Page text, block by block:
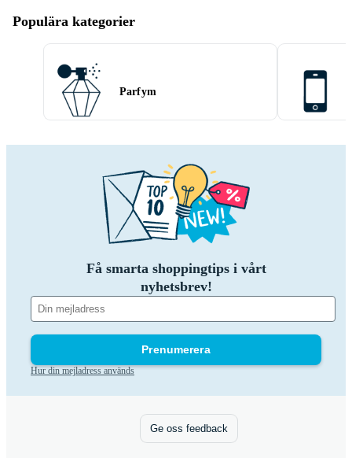
Populära kategorier
Parfym
Få smarta shoppingtips i vårt
nyhetsbrev!
Prenumerera
Hur din mejladress används
Ge oss feedback